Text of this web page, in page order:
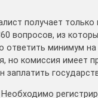
получает
вопросов, из
ответить минимум
но комиссия имеет
заплатить
Необходимо